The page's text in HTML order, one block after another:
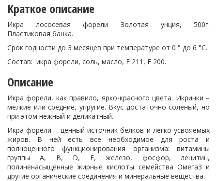
Краткое описание
Икра лососевая форели Золотая унция, 500г.
Пластиковая банка.
Срок годности до 3 месяцев при температуре от 0 ° до 6 °C.
Состав: икра форели, соль, масло, Е 211, Е 200.
Описание
Икра форели, как правило, ярко-красного цвета. Икринки –
мелкие или средние, упругие. Вкус достаточно соленый, но
при этом нежный и деликатный.
Икра форели – ценный источник белков и легко усвояемых
жиров. В ней есть все необходимое для роста и
полноценного функционирования организма: витамины
группы А, B, D, E, железо, фосфор, лецитин,
полиненасыщенные жирные кислоты семейства Омега3 и
другие органические соединения и минеральные вещества.